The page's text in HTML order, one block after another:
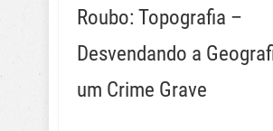
Roubo: Topografia –
Desvendando a
um Crime Grave